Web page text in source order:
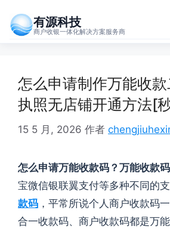
有源科技
商户收银一体化解决方案服务商
怎么申请制作万能收
执照无店铺开通方法[
15 5 月, 2026 作者
怎么申请万能收款码？万能收款码
宝微信银联翼支付等多种不同的
款码 ，平常所说个人商户收款码
合一收款码、商户收款码都是万